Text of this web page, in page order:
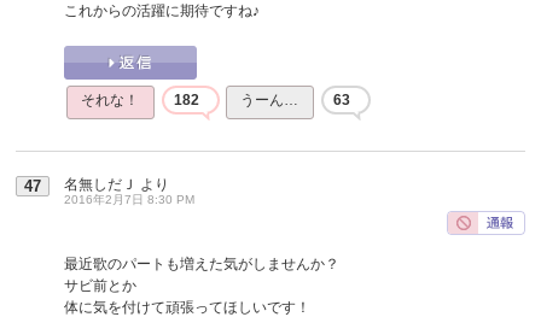
これからの活躍に期待ですね♪
それな！ 182 うーん… 63
47 名無しだＪ より
2016年2月7日 8:30 PM
最近歌のパートも増えた気がしませんか？
サビ前とか
体に気を付けて頑張ってほしいです！